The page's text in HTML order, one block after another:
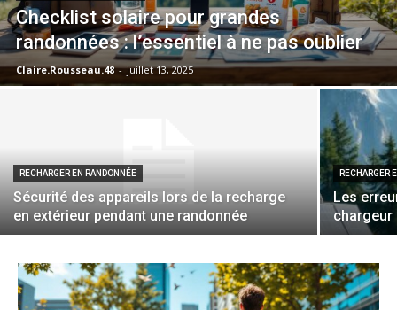
Checklist solaire pour grandes
randonnées : l’essentiel à ne pas oublier
Claire.Rousseau.48 - juillet 13, 2025
RECHARGER EN RANDONNÉE
Sécurité des appareils lors de la recharge
en extérieur pendant une randonnée
RECHARGER
Les
chargeur